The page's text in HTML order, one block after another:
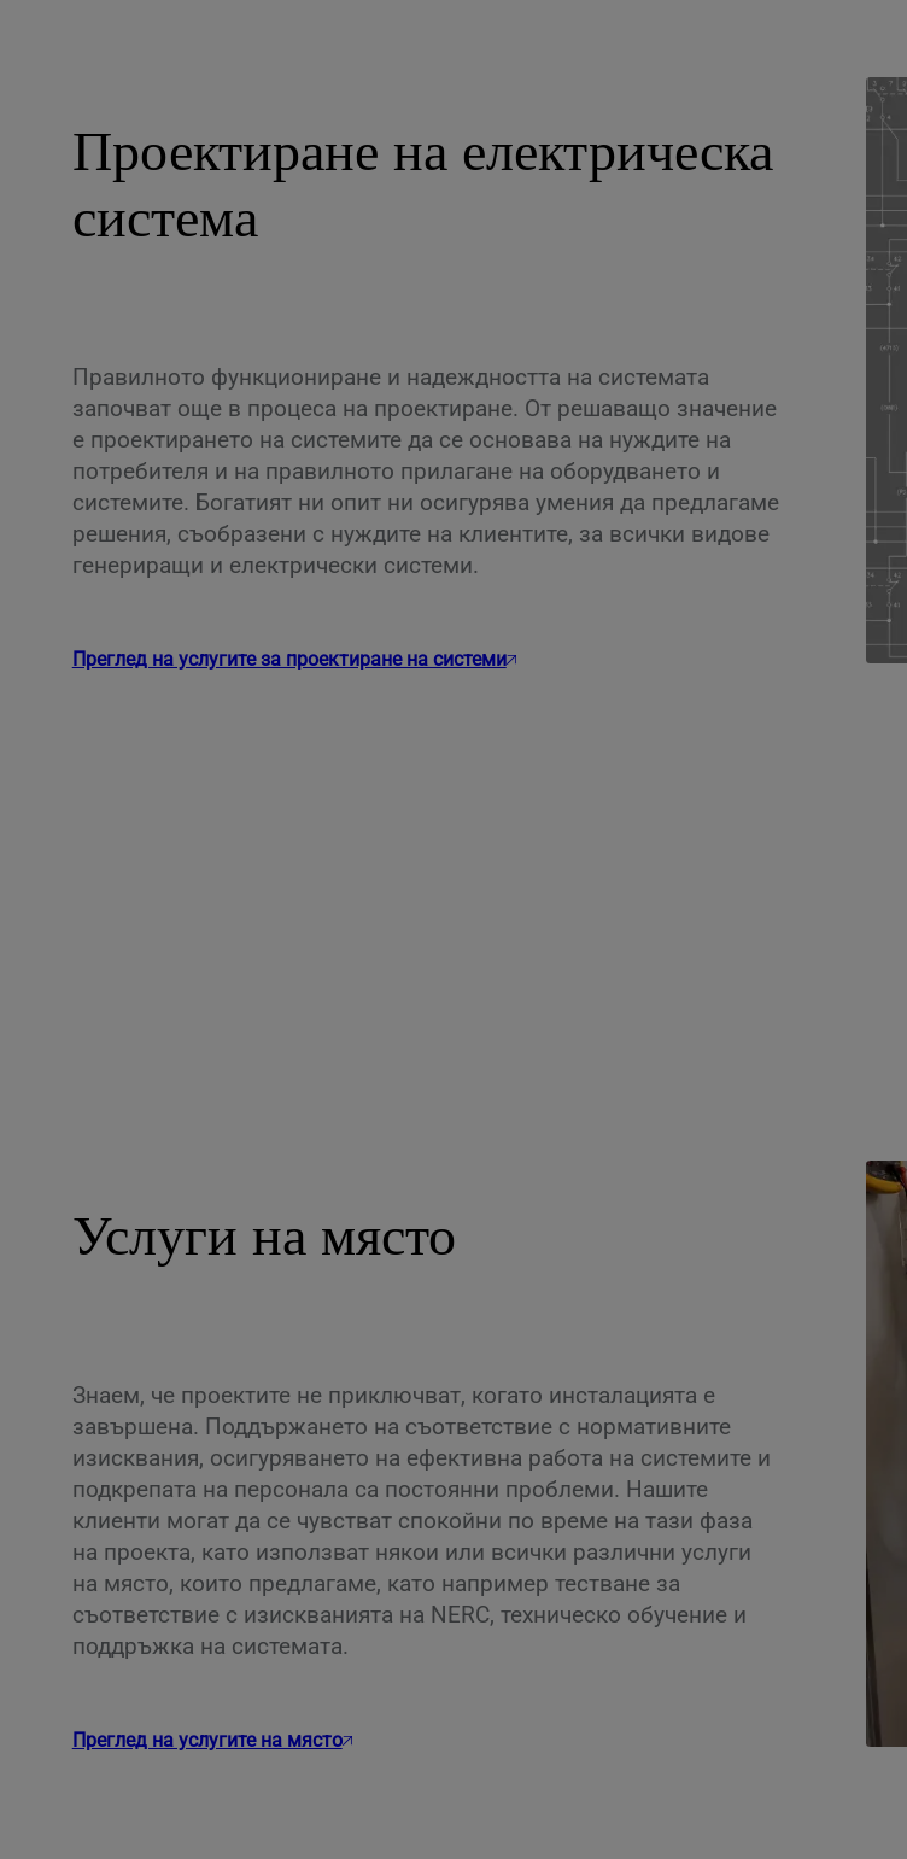
Проектиране на електрическа
система
Правилното функциониране и надеждността на системата
започват още в процеса на проектиране. От решаващо значение
е проектирането на системите да се основава на нуждите на
потребителя и на правилното прилагане на оборудването и
системите. Богатият ни опит ни осигурява умения да предлагаме
решения, съобразени с нуждите на клиентите, за всички видове
генериращи и електрически системи.
Преглед на услугите за проектиране на системи
Услуги на място
Знаем, че проектите не приключват, когато инсталацията е
завършена. Поддържането на съответствие с нормативните
изисквания, осигуряването на ефективна работа на системите и
подкрепата на персонала са постоянни проблеми. Нашите
клиенти могат да се чувстват спокойни по време на тази фаза
на проекта, като използват някои или всички различни услуги
на място, които предлагаме, като например тестване за
съответствие с изискванията на NERC, техническо обучение и
поддръжка на системата.
Преглед на услугите на място